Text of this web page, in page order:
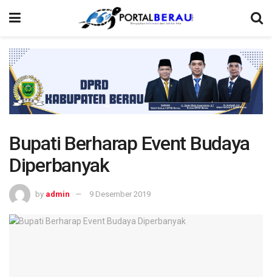
Bupati Berharap Event Budaya
Diperbanyak
by admin 9 Desember 2019